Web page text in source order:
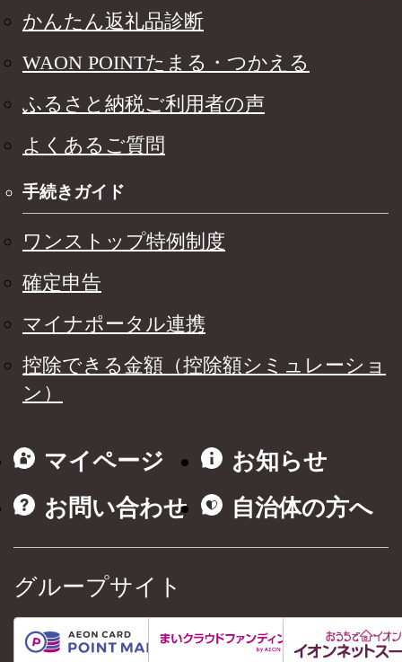
かんたん返礼品診断
WAON POINTたまる・つかえる
ふるさと納税ご利用者の声
よくあるご質問
手続きガイド
ワンストップ特例制度
確定申告
マイナポータル連携
控除できる金額（控除額シミュレーショ
ン）
マイページ
お知らせ
お問い合わせ
自治体の方へ
グループサイト